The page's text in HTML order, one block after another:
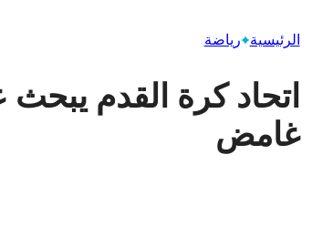
الرئيسية رياضة
اتحاد كرة القدم
غامض